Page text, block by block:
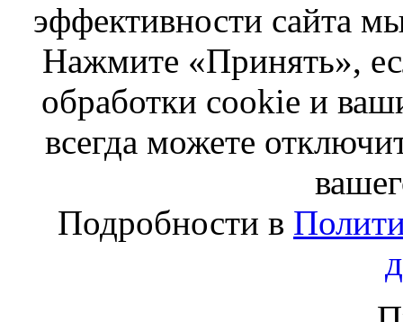
эффективности сайта
Нажмите «Принять»,
обработки cookie и
всегда можете
Подробности в